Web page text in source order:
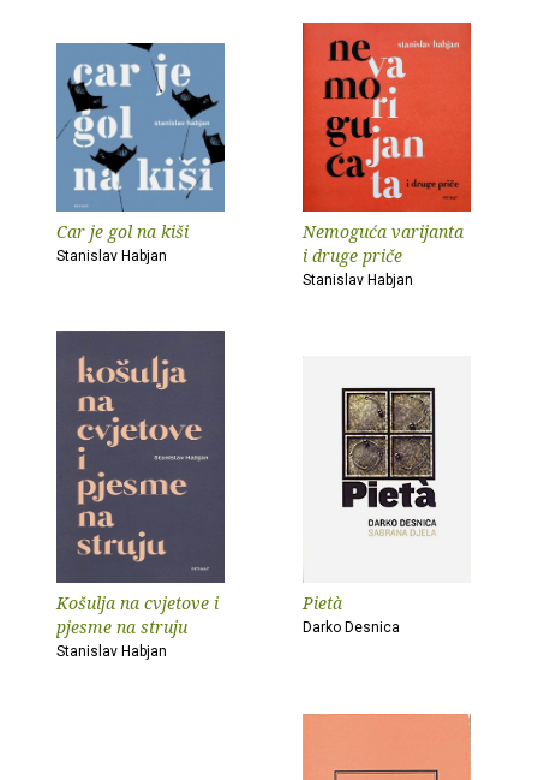
Car je gol na kiši
Stanislav Habjan
Nemoguća varijanta
i druge priče
Stanislav Habjan
Košulja na cvjetove i
pjesme na struju
Stanislav Habjan
Pietà
Darko Desnica